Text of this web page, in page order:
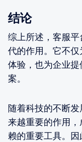
结论
综上所述，客服
代的作用。它不
体验，也为企业
案。
随着科技的不断
来越重要的作用
赖的重要工具。